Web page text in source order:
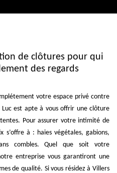
de clôtures pour qui
des regards
votre espace privé contre
Luc est apte à vous offrir une clôture
Pour assurer votre intimité de
s’offre à : haies végétales, gabions,
combles. Quel que soit votre
entreprise vous garantiront une
de qualité. Si vous résidez à Villers